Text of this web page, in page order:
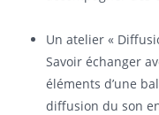
Un atelier «
Savoir échanger
éléments d’une
diffusion du son